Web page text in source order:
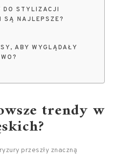
DO STYLIZACJI
SĄ NAJLEPSZE?
ABY WYGLĄDAŁY
trendy w
przeszły znaczną